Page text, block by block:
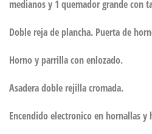
medianos y 1 quemador grande con
Doble reja de plancha. Puerta de
Horno y parrilla con enlozado.
Asadera doble rejilla cromada.
Encendido electronico en hornallas y